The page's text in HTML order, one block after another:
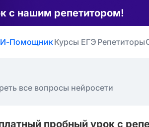
с нашим репетитором!
ПомощникКурсы ЕГЭ Репетиторы
все вопросы нейросети
пробный урок с